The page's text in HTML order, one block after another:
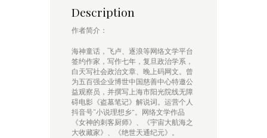
Description
作者简介：
海神童话，飞卢、逐浪等网络文学平台
签约作家，写作七年，复旦政治学系，
白天写社会政治文章、晚上码网文。曾
为五百强企业博世中国慈善中心特邀公
益观察员，并撰写上海市阳光院线无障
碍电影《盗墓笔记》解说词。运营个人
抖音号“小说理想乡”。网络文学作品
《女神的刺客厨师》、《宇宙大航海之
大收藏家》、《绝世天通纪元》。